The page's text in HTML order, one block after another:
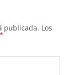
publicada. Los
*